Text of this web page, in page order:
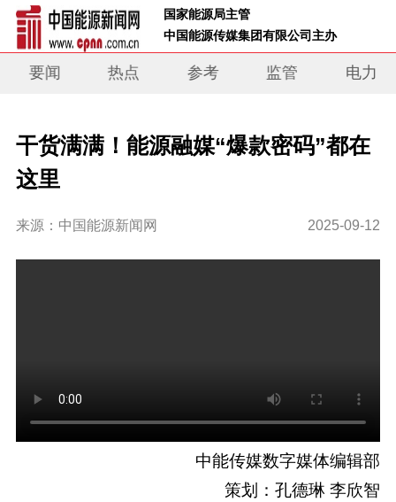
国家能源局主管
中国能源传媒集团有限公司主办
要闻 热点 参考 监管 电力
干货满满！能源融媒“爆款密码”都在
这里
来源：中国能源新闻网 2025-09-12
中能传媒数字媒体编辑部
策划：孔德琳 李欣智